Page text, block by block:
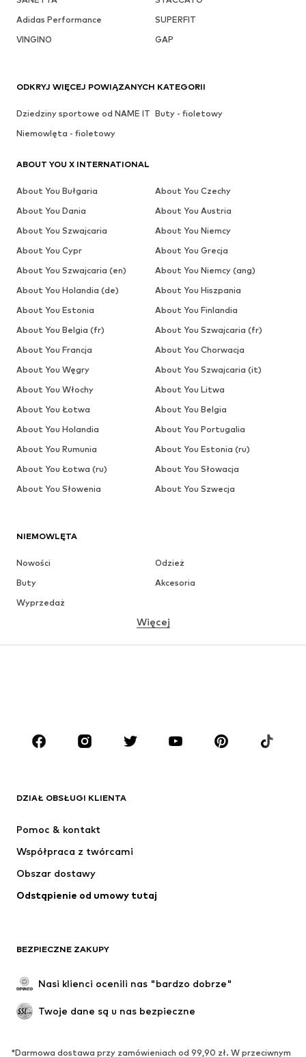
Adidas Performance
SUPERFIT
VINGINO
GAP
NIEMOWLĘTA
Nowości
Odzież
Buty
Akcesoria
Wyprzedaż
MARKI
Next
NAME IT
Więcej
DZIAŁ OBSŁUGI KLIENTA
Pomoc & kontakt
Współpraca z twórcami
Obszar dostawy
Odstąpienie od umowy tutaj
BEZPIECZNE ZAKUPY
Nasi klienci ocenili nas "bardzo dobrze"
Twoje dane są u nas bezpieczne
*Darmowa dostawa przy zamówieniach od 99,90 zł. W przeciwnym
ODKRYJ WIĘCEJ POWIĄZANYCH KATEGORII
Dziedziny sportowe od NAME IT Buty - fioletowy
Niemowlęta - fioletowy
ABOUT YOU X INTERNATIONAL
About You Bułgaria
About You Czechy
About You Dania
About You Austria
About You Szwajcaria
About You Niemcy
About You Cypr
About You Grecja
About You Szwajcaria (en)
About You Niemcy (ang)
About You Holandia (de)
About You Hiszpania
About You Estonia
About You Finlandia
About You Belgia (fr)
About You Szwajcaria (fr)
About You Francja
About You Chorwacja
About You Węgry
About You Szwajcaria (it)
About You Włochy
About You Litwa
About You Łotwa
About You Belgia
About You Holandia
About You Portugalia
About You Rumunia
About You Estonia (ru)
About You Łotwa (ru)
About You Słowacja
About You Słowenia
About You Szwecja